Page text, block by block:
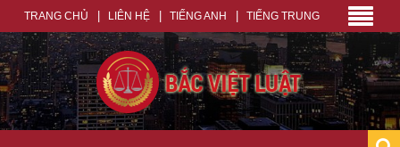
TRANG CHỦ LIÊN HỆ TIẾNG ANH TIẾNG TRUNG